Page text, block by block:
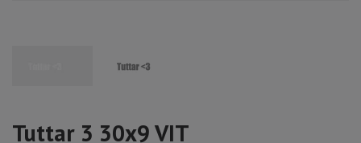
Tuttar 3 30x9 VIT